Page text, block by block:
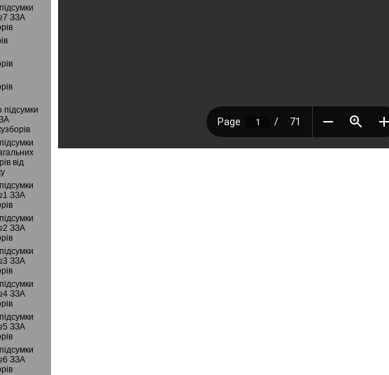
ЗЗА
від
ЗЗА
ЗЗА
ЗЗА
ЗЗА
ЗЗА
ЗЗА